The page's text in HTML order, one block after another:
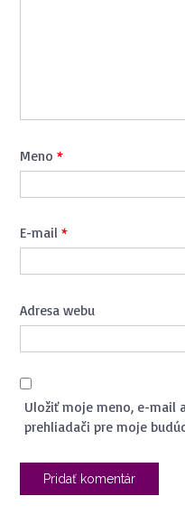
Meno *
E-mail *
Adresa webu
Uložiť moje meno, e-mail
prehliadači pre moje